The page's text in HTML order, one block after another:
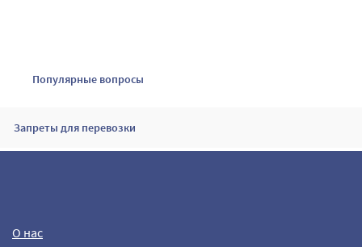
Популярные вопросы
Запреты для перевозки
Управление бронированием
О нас